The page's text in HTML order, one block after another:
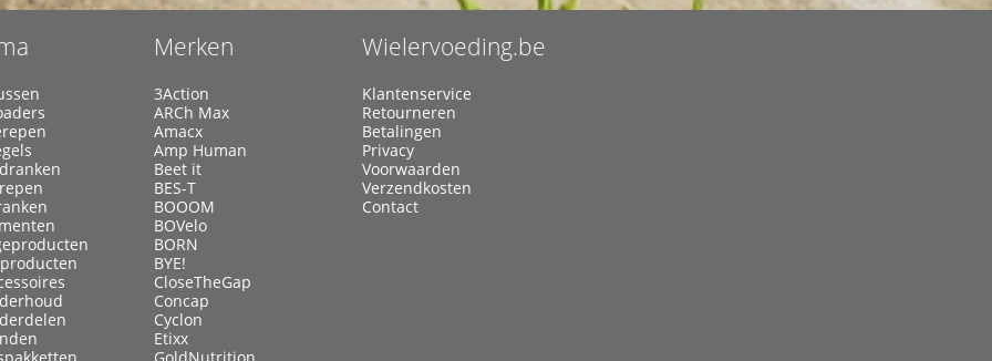
Merken
3Action
ARCh Max
Amacx
Amp Human
Beet it
BES-T
BOOOM
BOVelo
BORN
BYE!
CloseTheGap
Concap
Cyclon
Etixx
GoldNutrition
Wielervoeding.be
Klantenservice
Retourneren
Betalingen
Privacy
Voorwaarden
Verzendkosten
Contact